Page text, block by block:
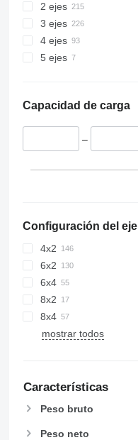
2 ejes
3 ejes
4 ejes
5 ejes
Capacidad de carga
–
Configuración del eje
4x2
6x2
6x4
8x2
8x4
mostrar todos
Características
Peso bruto
Peso neto